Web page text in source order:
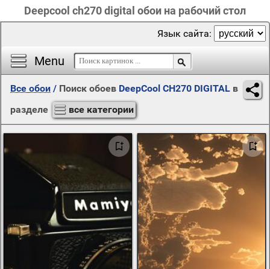
Deepcool ch270 digital обои на рабочий стол
Menu
Язык сайта:
Все обои / Поиск обоев DeepCool CH270 DIGITAL в
разделе
все категории